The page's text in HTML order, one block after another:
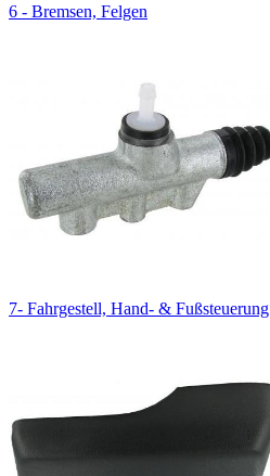
6 - Bremsen, Felgen
7- Fahrgestell, Hand- & Fußsteuerung